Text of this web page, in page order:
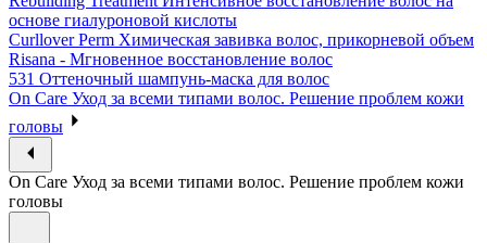
основе гиалуроновой кислоты
Curllover Perm Химическая завивка волос, прикорневой объем
Risana - Мгновенное восстановление волос
531 Оттеночный шампунь-маска для волос
On Care Уход за всеми типами волос. Решение проблем кожи
головы
On Care Уход за всеми типами волос. Решение проблем кожи
головы